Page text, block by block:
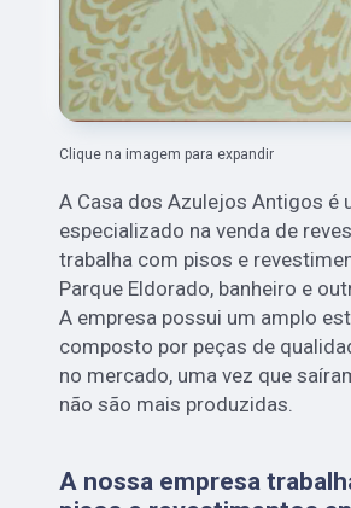
Clique na imagem para expandir
A Casa dos Azulejos Antigos é
especializado na venda de
trabalha com pisos e
Parque Eldorado, banheiro e
A empresa possui um amplo
composto por peças de
no mercado, uma vez que
não são mais produzidas.
A nossa empresa